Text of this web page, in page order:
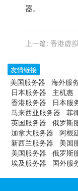
器。
上一篇: 香港虚
设置
友情链接
美国服务器 海外服
日本服务器
主机惠
香港服务器
日本服
马来西亚服务器
菲
英国服务器
俄罗斯
加拿大服务器
阿根
新西兰服务器
美国
美国服务器
俄罗斯
埃及服务器
国外服